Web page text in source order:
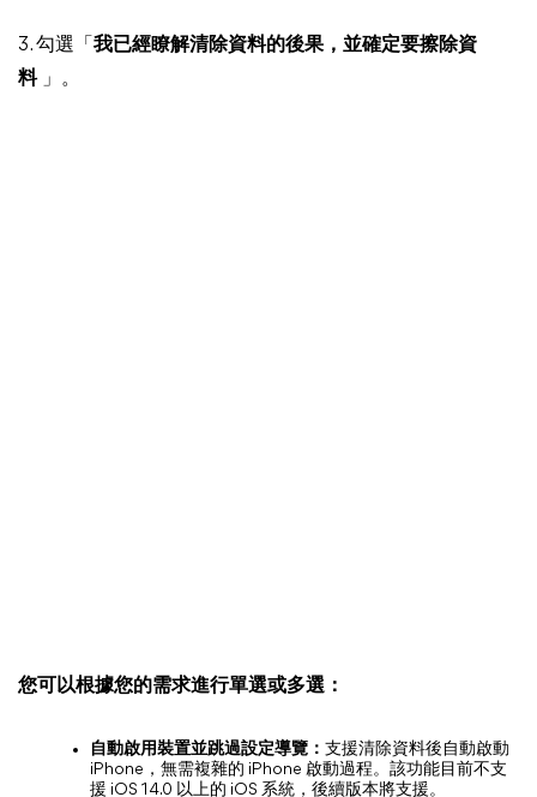
3. 勾選「 我已經瞭解清除資料的後果，並確定要擦除資
料」。
您可以根據您的需求進行單選或多選：
自動啟用裝置並跳過設定導覽： 支援清除資料後自動啟動
iPhone，無需複雜的 iPhone 啟動過程。該功能目前不支
援 iOS 14.0 以上的 iOS 系統，後續版本將支援。